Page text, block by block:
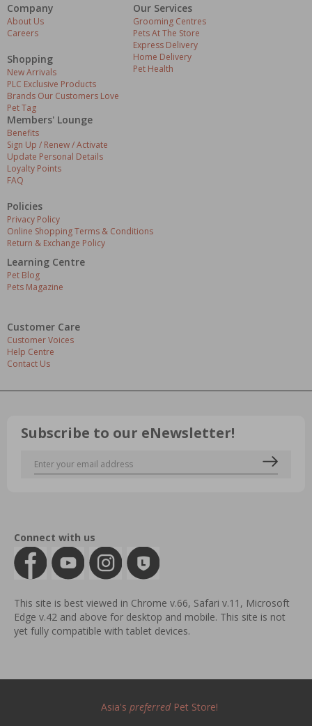
Company
About Us
Careers
Shopping
New Arrivals
PLC Exclusive Products
Brands Our Customers Love
Pet Tag
Our Services
Grooming Centres
Pets At The Store
Express Delivery
Home Delivery
Pet Health
Members' Lounge
Benefits
Sign Up / Renew / Activate
Update Personal Details
Loyalty Points
FAQ
Policies
Privacy Policy
Online Shopping Terms & Conditions
Return & Exchange Policy
Learning Centre
Pet Blog
Pets Magazine
Customer Care
Customer Voices
Help Centre
Contact Us
Subscribe to our eNewsletter!
Connect with us
This site is best viewed in Chrome v.66, Safari v.11, Microsoft
Edge v.42 and above for desktop and mobile. This site is not
yet fully compatible with tablet devices.
Asia's preferredPet Store!